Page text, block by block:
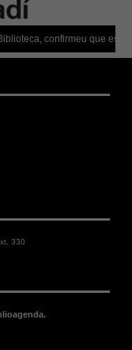
confirmeu que està
330